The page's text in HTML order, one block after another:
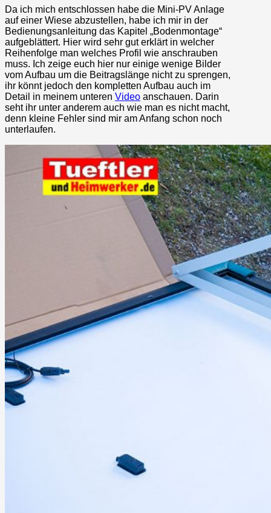
Da ich mich entschlossen habe die Mini-PV Anlage
auf einer Wiese abzustellen, habe ich mir in der
Bedienungsanleitung das Kapitel „Bodenmontage“
aufgeblättert. Hier wird sehr gut erklärt in welcher
Reihenfolge man welches Profil wie anschrauben
muss. Ich zeige euch hier nur einige wenige Bilder
vom Aufbau um die Beitragslänge nicht zu sprengen,
ihr könnt jedoch den kompletten Aufbau auch im
Detail in meinem unteren Video anschauen. Darin
seht ihr unter anderem auch wie man es nicht macht,
denn kleine Fehler sind mir am Anfang schon noch
unterlaufen.